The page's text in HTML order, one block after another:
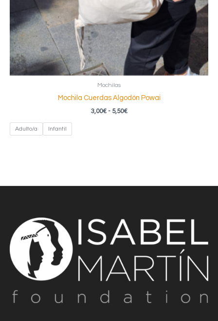
Mochilas
Mochila Cuerdas Algodón Powai
3,00€ - 5,50€Rango
Adulto/a Infantil